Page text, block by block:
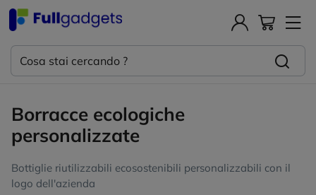
Borracce ecologiche
personalizzate
Bottiglie riutilizzabili ecosostenibili personalizzabili con il
logo dell'azienda